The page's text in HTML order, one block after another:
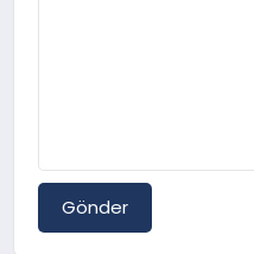
Gönder